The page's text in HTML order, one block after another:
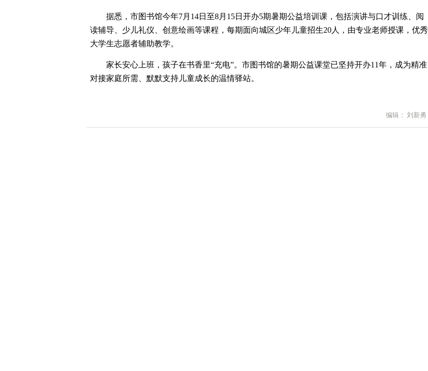
据悉，市图书馆今年7月14日至8月15日开办5期暑期公益培训课，包括演讲与口才训练、阅
读辅导、少儿礼仪、创意绘画等课程，每期面向城区少年儿童招生20人，由专业老师授课，优秀
大学生志愿者辅助教学。
家长安心上班，孩子在书香里“充电”。市图书馆的暑期公益课堂已坚持开办11年，成为精准
对接家庭所需、默默支持儿童成长的温情驿站。
编辑： 刘新勇